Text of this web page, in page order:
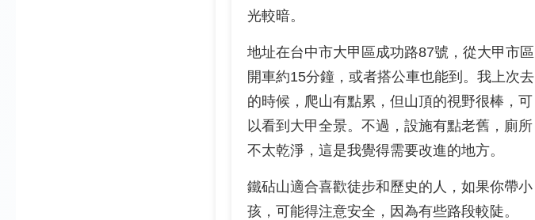
光較暗。
地址在台中市大甲區成功路87號，從大甲市區
開車約15分鐘，或者搭公車也能到。我上次去
的時候，爬山有點累，但山頂的視野很棒，可
以看到大甲全景。不過，設施有點老舊，廁所
不太乾淨，這是我覺得需要改進的地方。
鐵砧山適合喜歡徒步和歷史的人，如果你帶小
孩，可能得注意安全，因為有些路段較陡。